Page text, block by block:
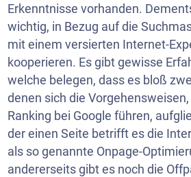
Erkenntnisse vorhanden.
wichtig, in Bezug auf die
mit einem versierten Internet-
kooperieren. Es gibt gewisse
welche belegen, dass es bloß
denen sich die
Ranking bei Google führen,
der einen Seite betrifft es die
als so genannte Onpage-
andererseits gibt es noch die